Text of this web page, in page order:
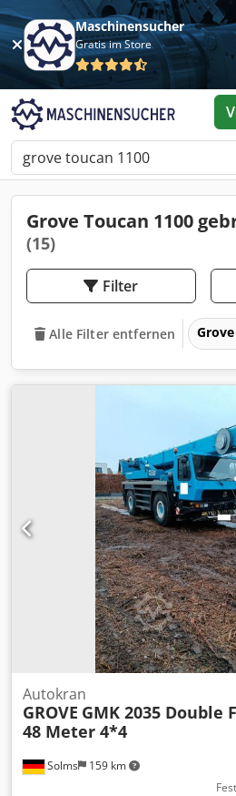
Maschinensucher
Gratis im Store
Grove Toucan 1100
(15)
Filter
Alle Filter entfernen Grove
Solms 159 km
Autokran
GROVE GMK 2035 Double
48 Meter 4*4